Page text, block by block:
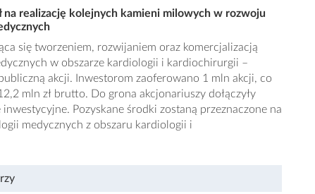
na realizację kolejnych kamieni milowych w rozwoju
się tworzeniem, rozwijaniem oraz komercjalizacją
w obszarze kardiologii i kardiochirurgii –
akcji. Inwestorom zaoferowano 1 mln akcji, co
mln zł brutto. Do grona akcjonariuszy dołączyły
Pozyskane środki zostaną przeznaczone na
medycznych z obszaru kardiologii i